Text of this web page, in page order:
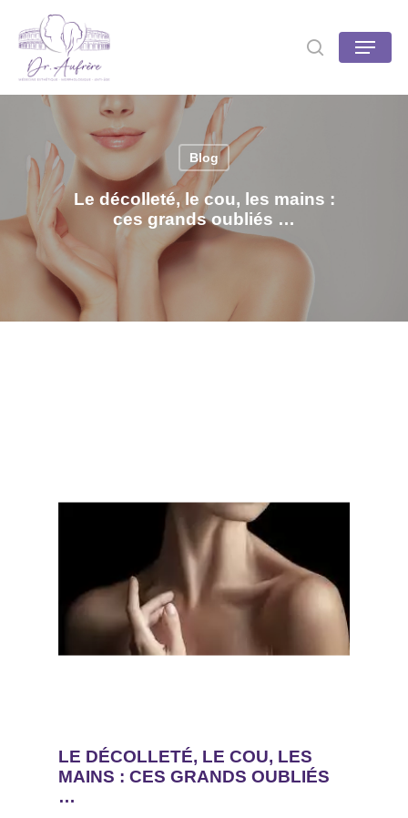
main
content
searchMenu
Blog
Le décolleté, le cou, les mains :
ces grands oubliés …
LE DÉCOLLETÉ, LE COU, LES
MAINS : CES GRANDS OUBLIÉS
…